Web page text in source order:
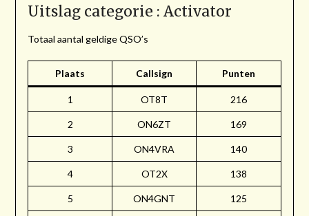
Uitslag categorie : Activator
Totaal aantal geldige QSO’s
Plaats Callsign Punten
1 OT8T 216
2 ON6ZT 169
3 ON4VRA 140
4 OT2X 138
5 ON4GNT 125